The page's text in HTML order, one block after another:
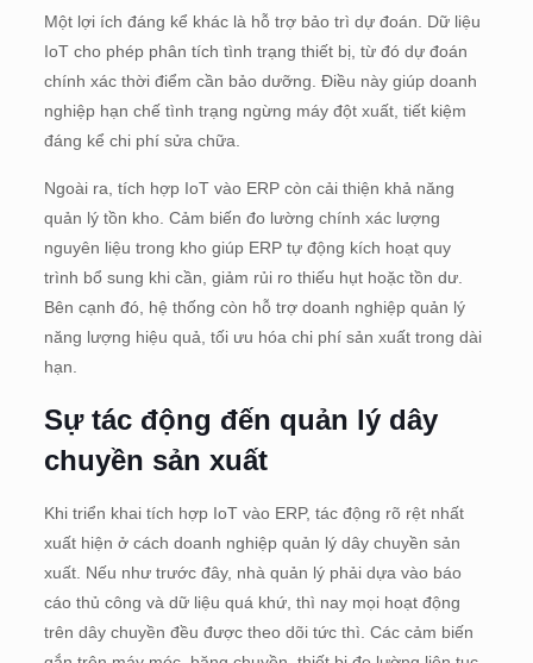
Một lợi ích đáng kể khác là hỗ trợ bảo trì dự đoán. Dữ liệu
IoT cho phép phân tích tình trạng thiết bị, từ đó dự đoán
chính xác thời điểm cần bảo dưỡng. Điều này giúp doanh
nghiệp hạn chế tình trạng ngừng máy đột xuất, tiết kiệm
đáng kể chi phí sửa chữa.
Ngoài ra, tích hợp IoT vào ERP còn cải thiện khả năng
quản lý tồn kho. Cảm biến đo lường chính xác lượng
nguyên liệu trong kho giúp ERP tự động kích hoạt quy
trình bổ sung khi cần, giảm rủi ro thiếu hụt hoặc tồn dư.
Bên cạnh đó, hệ thống còn hỗ trợ doanh nghiệp quản lý
năng lượng hiệu quả, tối ưu hóa chi phí sản xuất trong dài
hạn.
Sự tác động đến quản lý dây
chuyền sản xuất
Khi triển khai tích hợp IoT vào ERP, tác động rõ rệt nhất
xuất hiện ở cách doanh nghiệp quản lý dây chuyền sản
xuất. Nếu như trước đây, nhà quản lý phải dựa vào báo
cáo thủ công và dữ liệu quá khứ, thì nay mọi hoạt động
trên dây chuyền đều được theo dõi tức thì. Các cảm biến